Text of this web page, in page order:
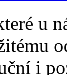
u
i